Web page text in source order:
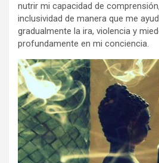
nutrir mi capacidad de
inclusividad de manera que me
gradualmente la ira, violencia y
profundamente en mi conciencia.